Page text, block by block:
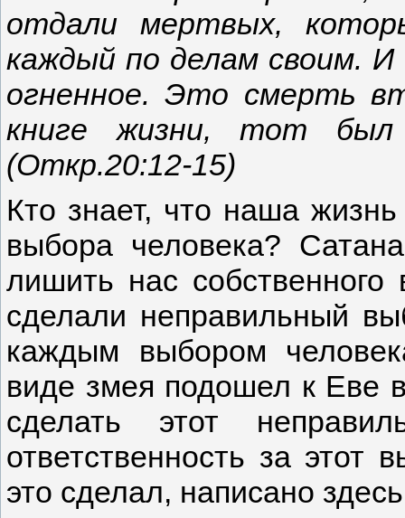
отдали мертвых,
каждый по делам своим.
огненное. Это смерть
книге жизни, тот был
(Откр.20:12-15)
Кто знает, что наша жизнь
выбора человека?
лишить нас
сделали неправильный
каждым выбором
виде змея подошел к Еве
сделать этот
ответственность за этот
это сделал, написано